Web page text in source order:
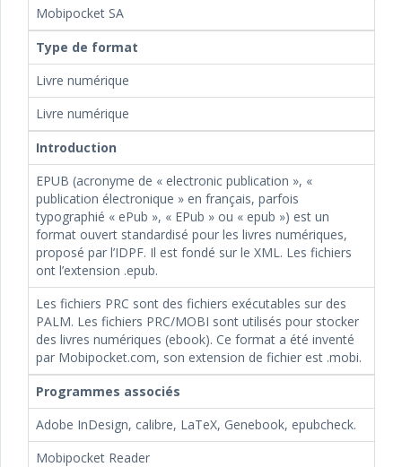
Mobipocket SA
Type de format
Livre numérique
Livre numérique
Introduction
EPUB (acronyme de « electronic publication », «
publication électronique » en français, parfois
typographié « ePub », « EPub » ou « epub ») est un
format ouvert standardisé pour les livres numériques,
proposé par l’IDPF. Il est fondé sur le XML. Les fichiers
ont l’extension .epub.
Les fichiers PRC sont des fichiers exécutables sur des
PALM. Les fichiers PRC/MOBI sont utilisés pour stocker
des livres numériques (ebook). Ce format a été inventé
par Mobipocket.com, son extension de fichier est .mobi.
Programmes associés
Adobe InDesign, calibre, LaTeX, Genebook, epubcheck.
Mobipocket Reader